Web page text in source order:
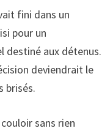
fini dans un
pour un
destiné aux détenus.
deviendrait le
brisés.
sans rien